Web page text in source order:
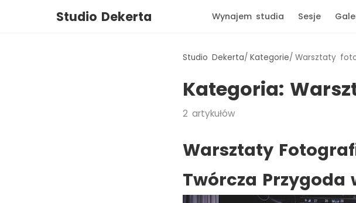
Studio Dekerta Wynajem studia Sesje
Studio Dekerta Kategorie Warsztaty
Kategoria:
2 artykułów
Warsztaty
Twórcza Przygoda